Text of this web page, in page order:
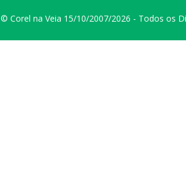
© Corel na Veia 15/10/2007/2026 - Todos os